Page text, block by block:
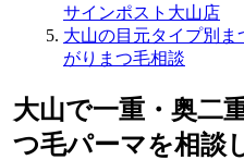
サインポスト大山店
大山の目元タイプ別
がりまつ毛相談
大山で一重・奥二
つ毛パーマを相談